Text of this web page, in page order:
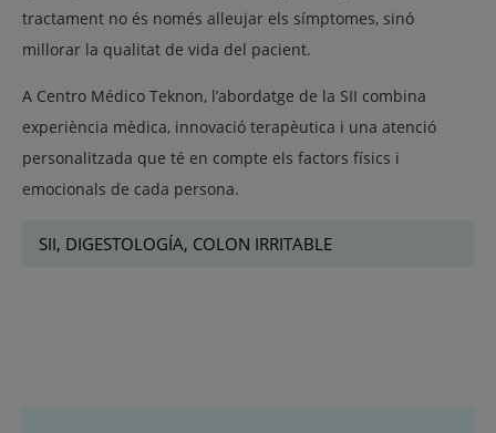
tractament no és només alleujar els símptomes, sinó
millorar la qualitat de vida del pacient.
A Centro Médico Teknon, l’abordatge de la SII combina
experiència mèdica, innovació terapèutica i una atenció
personalitzada que té en compte els factors físics i
emocionals de cada persona.
SII, DIGESTOLOGÍA, COLON IRRITABLE